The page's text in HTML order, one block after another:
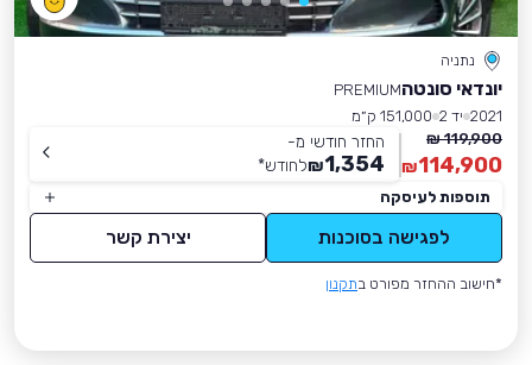
נתניה
יונדאי סונטהPREMIUM
2021 יד 2
151,000 ק״מ
119,900 ₪
114,900
₪
החזר חודשי מ-
1,354
₪לחודש*
תוספות לעיסקה
לפגישה בסוכנות יצירת קשר
*חישוב ההחזר מפורט בתקנון